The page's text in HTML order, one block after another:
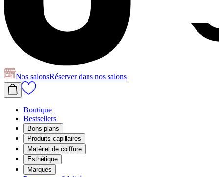
Nos salonsRéserverdans nos salons
Boutique
Bestsellers
Bons plans
Produits capillaires
Matériel de coiffure
Esthétique
Marques